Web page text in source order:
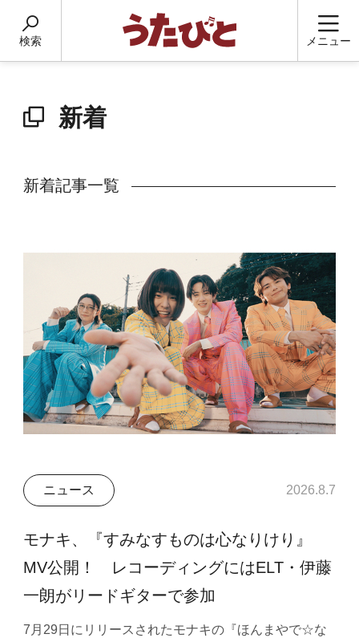
検索 メニュー
新着
新着記事一覧
ニュース 2026.8.7
モナキ、『すみなすものは心なりけり』
MV公開！ レコーディングにはELT・伊藤
一朗がリードギターで参加
7月29日にリリースされたモナキの『ほんまやで☆な